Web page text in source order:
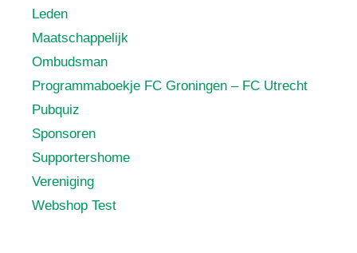
Leden
Maatschappelijk
Ombudsman
Programmaboekje FC Groningen – FC Utrecht
Pubquiz
Sponsoren
Supportershome
Vereniging
Webshop Test